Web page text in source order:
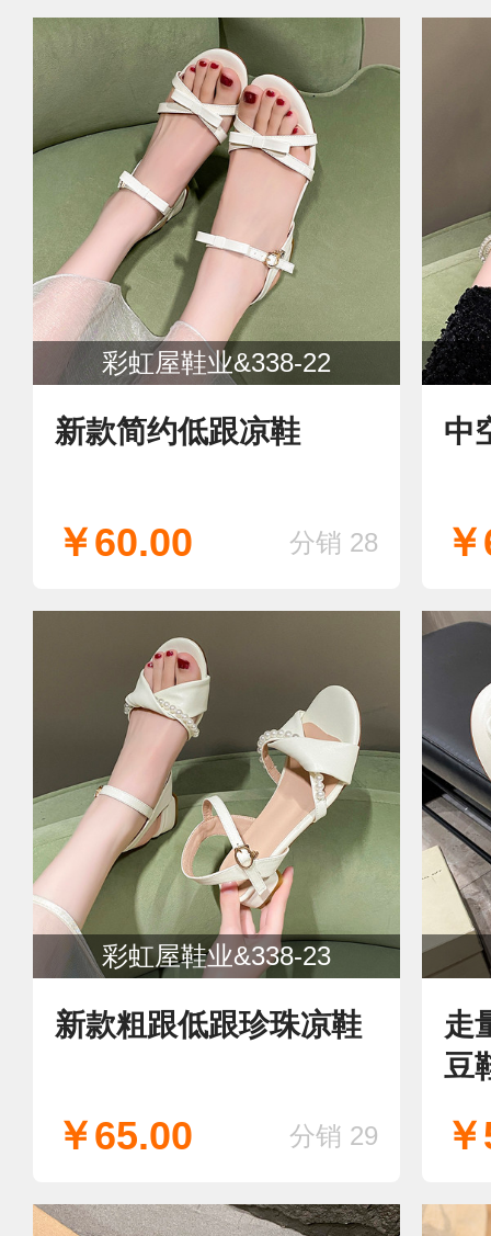
彩虹屋鞋业&338-22
新款简约低跟凉鞋
￥60.00 分销 28
中
彩虹屋鞋业&338-23
新款粗跟低跟珍珠凉鞋
￥65.00 分销 29
走
豆